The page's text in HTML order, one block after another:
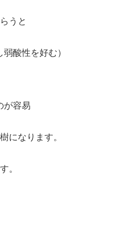
うと
酸性を好む）
が容易
になります。
。